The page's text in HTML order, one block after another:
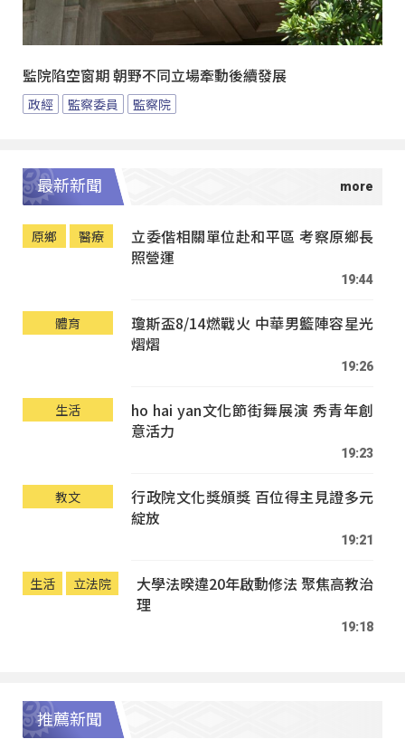
監院陷空窗期 朝野不同立場牽動後續發展
政經 監察委員 監察院
最新新聞
原鄉 醫療
立委偕相關單位赴和平區 考察原鄉長
照營運
19:44
體育
瓊斯盃8/14燃戰火 中華男籃陣容星光
熠熠
19:26
生活
ho hai yan文化節街舞展演 秀青年創
意活力
19:23
教文
行政院文化獎頒獎 百位得主見證多元
綻放
19:21
生活 立法院
大學法暌違20年啟動修法 聚焦高教治
理
19:18
推薦新聞